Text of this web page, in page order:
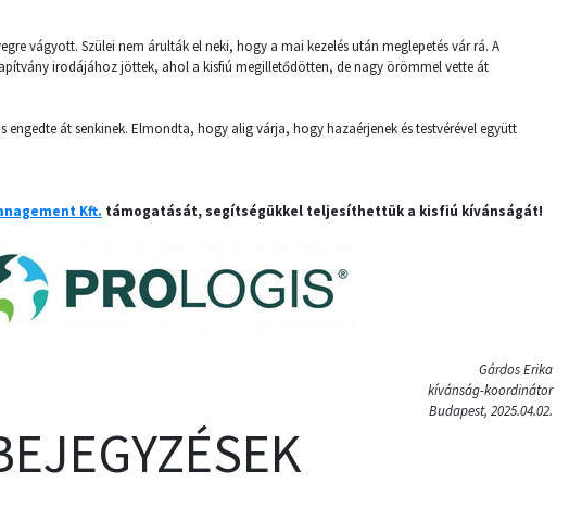
vágyott. Szülei nem árulták el neki, hogy a mai kezelés után meglepetés vár rá. A
irodájához jöttek, ahol a kisfiú megilletődötten, de nagy örömmel vette át
át senkinek. Elmondta, hogy alig várja, hogy hazaérjenek és testvérével együtt
Kft. támogatását, segítségükkel teljesíthettük a kisfiú kívánságát!
Gárdos Erika
kívánság-koordinátor
Budapest, 2025.04.02.